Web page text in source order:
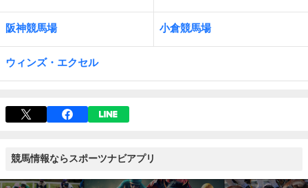
阪神競馬場 小倉競馬場
ウィンズ・エクセル
競馬情報ならスポーツナビアプリ